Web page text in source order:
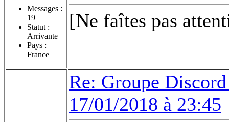
Messages :
19
Statut :
Arrivante
Pays :
France
[Ne faîtes pas
Re: Groupe
17/01/2018 à 23:45